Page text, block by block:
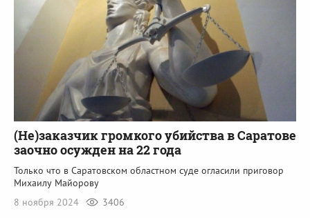
(Не)заказчик громкого убийства в Саратове
заочно осужден на 22 года
Только что в Саратовском областном суде огласили приговор
Михаилу Майорову
8 ноября 2024
3406